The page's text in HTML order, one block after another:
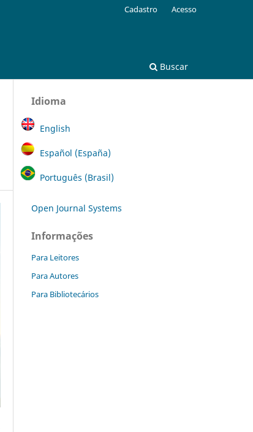
Buscar
Cadastro Acesso
Idioma
English
Español (España)
Português (Brasil)
Open Journal Systems
Informações
Para Leitores
Para Autores
Para Bibliotecários